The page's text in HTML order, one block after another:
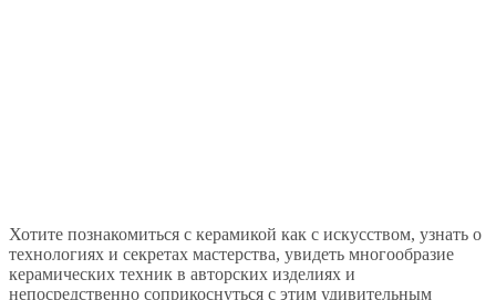
Хотите познакомиться с керамикой как с искусством, узнать о
технологиях и секретах мастерства, увидеть многообразие
керамических техник в авторских изделиях и
непосредственно соприкоснуться с этим удивительным